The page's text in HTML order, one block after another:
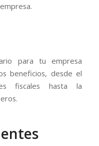
para tu empresa
beneficios, desde el
fiscales hasta la